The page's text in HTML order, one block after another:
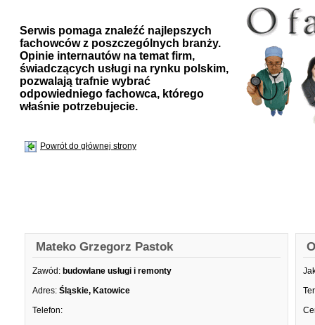
Serwis pomaga znaleźć najlepszych
fachowców z poszczególnych branży.
Opinie internautów na temat firm,
świadczących usługi na rynku polskim,
pozwalają trafnie wybrać
odpowiedniego fachowca, którego
właśnie potrzebujecie.
Powrót do głównej strony
Mateko Grzegorz Pastok
Zawód: budowlane usługi i remonty
Adres: Śląskie, Katowice
Telefon: